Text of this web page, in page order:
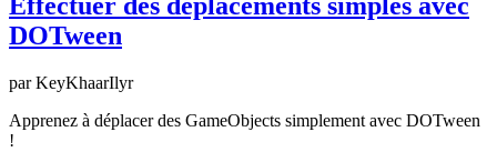
Effectuer des déplacements simples avec
DOTween
par KeyKhaarIlyr
Apprenez à déplacer des GameObjects simplement avec DOTween
!